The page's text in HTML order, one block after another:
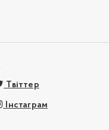
Твіттер
Інстаграм